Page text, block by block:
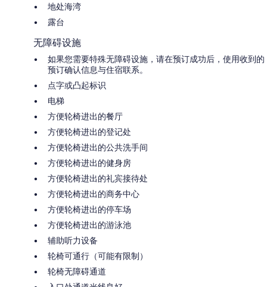
地处海湾
露台
无障碍设施
如果您需要特殊无障碍设施，请在预订成功后，使用收到的
预订确认信息与住宿联系。
点字或凸起标识
电梯
方便轮椅进出的餐厅
方便轮椅进出的登记处
方便轮椅进出的公共洗手间
方便轮椅进出的健身房
方便轮椅进出的礼宾接待处
方便轮椅进出的商务中心
方便轮椅进出的停车场
方便轮椅进出的游泳池
辅助听力设备
轮椅可通行（可能有限制）
轮椅无障碍通道